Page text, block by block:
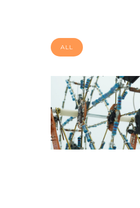
ALL
RUEDA DE LA
Rueda de la fortuna